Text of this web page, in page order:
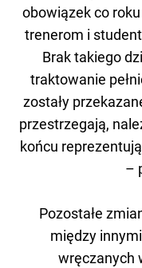
obowiązek co
trenerom i
Brak takiego
traktowanie
zostały
przestrzegają,
końcu
–
Pozostałe
między
wręczanych